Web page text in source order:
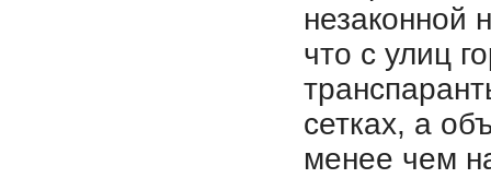
незаконной
что с улиц
сетках, а
менее чем